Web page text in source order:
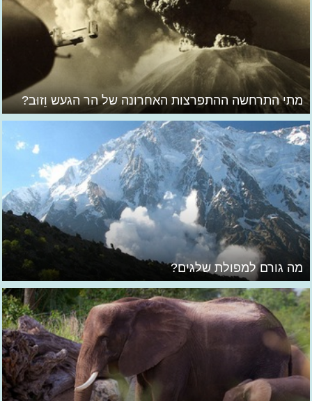
מתי התרחשה ההתפרצות האחרונה של הר הגעש וֵזוּב?
מה גורם למפולת שלגים?